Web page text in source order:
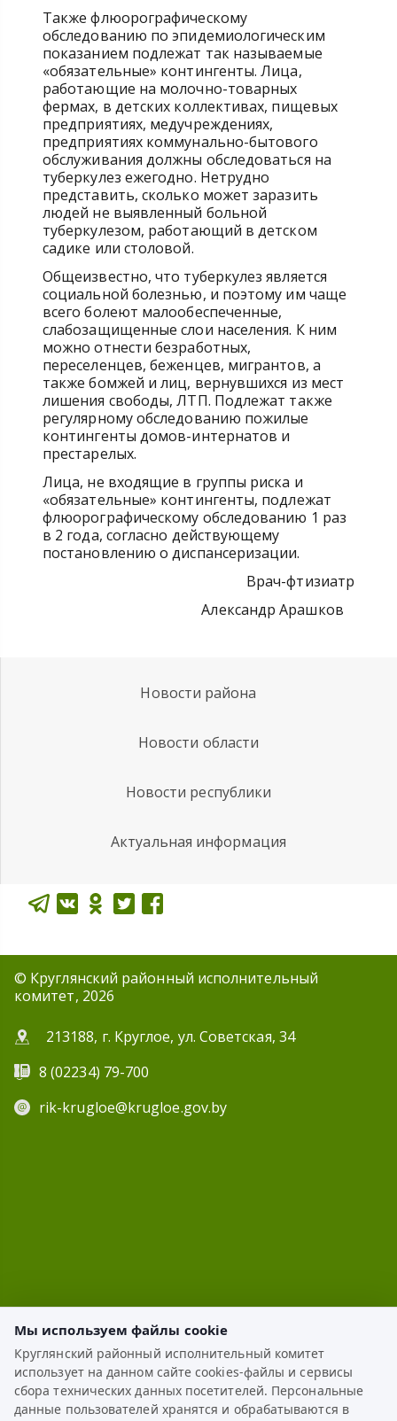
Также флюорографическому
обследованию по эпидемиологическим
показанием подлежат так называемые
«обязательные» контингенты. Лица,
работающие на молочно-товарных
фермах, в детских коллективах, пищевых
предприятиях, медучреждениях,
предприятиях коммунально-бытового
обслуживания должны обследоваться на
туберкулез ежегодно. Нетрудно
представить, сколько может заразить
людей не выявленный больной
туберкулезом, работающий в детском
садике или столовой.
Общеизвестно, что туберкулез является
социальной болезнью, и поэтому им чаще
всего болеют малообеспеченные,
слабозащищенные слои населения. К ним
можно отнести безработных,
переселенцев, беженцев, мигрантов, а
также бомжей и лиц, вернувшихся из мест
лишения свободы, ЛТП. Подлежат также
регулярному обследованию пожилые
контингенты домов-интернатов и
престарелых.
Лица, не входящие в группы риска и
«обязательные» контингенты, подлежат
флюорографическому обследованию 1 раз
в 2 года, согласно действующему
постановлению о диспансеризации.
Врач-фтизиатр
Александр Арашков
Новости района
Новости области
Новости республики
Актуальная информация
© Круглянский районный исполнительный
комитет, 2026
213188, г. Круглое, ул. Советская, 34
8 (02234) 79-700
rik-krugloe@krugloe.gov.by
ЭЛЕКТРОННОЕ ОБРАЩЕНИЕ
КАРТА САЙТА
Мы используем файлы cookie
Круглянский районный исполнительный комитет
использует на данном сайте cookies-файлы и сервисы
сбора технических данных посетителей. Персональные
данные пользователей хранятся и обрабатываются в